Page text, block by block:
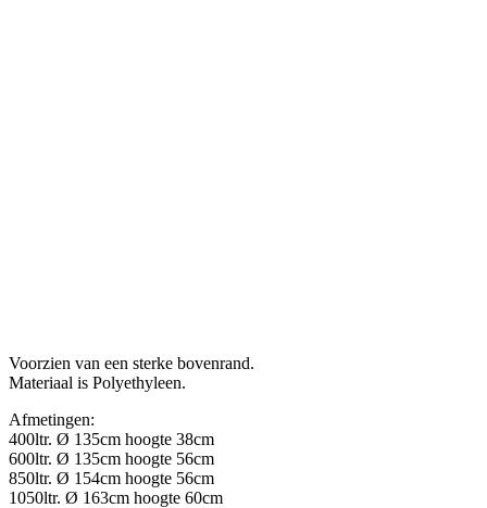
Voorzien van een sterke bovenrand.
Materiaal is Polyethyleen.
Afmetingen:
400ltr. Ø 135cm hoogte 38cm
600ltr. Ø 135cm hoogte 56cm
850ltr. Ø 154cm hoogte 56cm
1050ltr. Ø 163cm hoogte 60cm